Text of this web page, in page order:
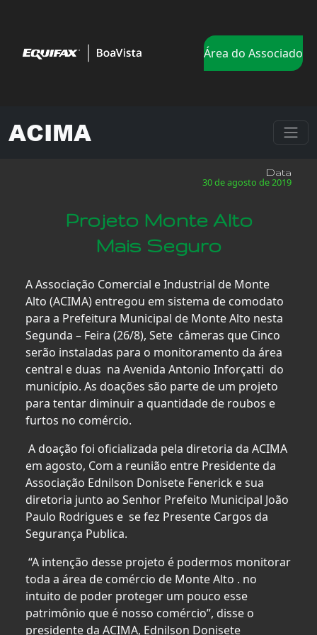
Área do Associado
ACIMA
Data
30 de agosto de 2019
Projeto Monte Alto
Mais Seguro
A Associação Comercial e Industrial de Monte
Alto (ACIMA) entregou em sistema de comodato
para a Prefeitura Municipal de Monte Alto nesta
Segunda – Feira (26/8), Sete câmeras que Cinco
serão instaladas para o monitoramento da área
central e duas na Avenida Antonio Inforçatti do
município. As doações são parte de um projeto
para tentar diminuir a quantidade de roubos e
furtos no comércio.
A doação foi oficializada pela diretoria da ACIMA
em agosto, Com a reunião entre Presidente da
Associação Ednilson Donisete Fenerick e sua
diretoria junto ao Senhor Prefeito Municipal João
Paulo Rodrigues e se fez Presente Cargos da
Segurança Publica.
“A intenção desse projeto é podermos monitorar
toda a área de comércio de Monte Alto . no
intuito de poder proteger um pouco esse
patrimônio que é nosso comércio”, disse o
presidente da ACIMA, Ednilson Donisete